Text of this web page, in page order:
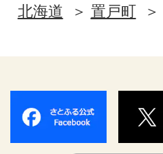
北海道
置戸町